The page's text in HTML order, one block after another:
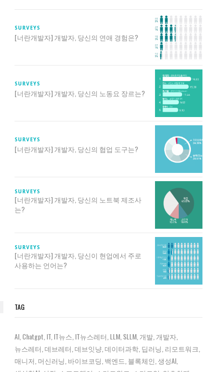
SURVEYS
[너란개발자] 개발자, 당신의 연애 경험은?
SURVEYS
[너란개발자] 개발자, 당신의 노동요 장르는?
SURVEYS
[너란개발자] 개발자, 당신의 협업 도구는?
SURVEYS
[너란개발자] 개발자, 당신의 노트북 제조사
는?
SURVEYS
[너란개발자] 개발자, 당신이 현업에서 주로
사용하는 언어는?
TAG
AI Chatgpt IT IT뉴스 IT뉴스레터 LLM SLLM 개발 개발자
뉴스레터 데브레터 데브잇냥 데이터과학 딥러닝 리모트워크
매니저 머신러닝 바이브코딩 백엔드 블록체인 생성AI